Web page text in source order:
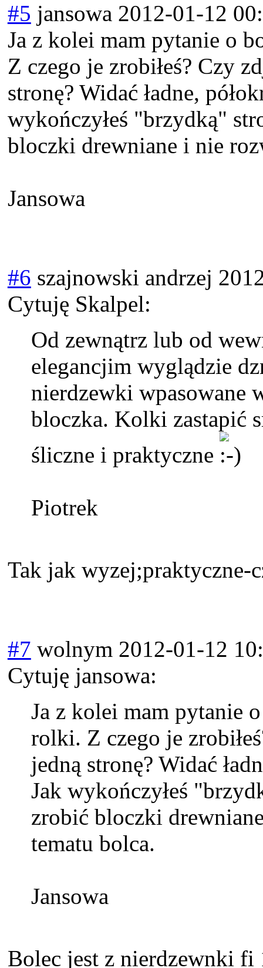
#5 jansowa 2012-01-12
Ja z kolei mam pytanie o
Z czego je zrobiłeś? Czy
stronę? Widać ładne,
wykończyłeś "brzydką"
bloczki drewniane i nie
Jansowa
#6 szajnowski andrzej
Cytuję Skalpel:
Od zewnątrz lub od
elegancjim wyglądzie
nierdzewki wpasowane
bloczka. Kolki zastapić
śliczne i praktyczne
Piotrek
Tak jak wyzej;praktyczne-
#7 wolnym 2012-01-12
Cytuję jansowa:
Ja z kolei mam pytanie
rolki. Z czego je
jedną stronę? Widać
Jak wykończyłeś
zrobić bloczki
tematu bolca.
Jansowa
Bolec jest z nierdzewnki fi